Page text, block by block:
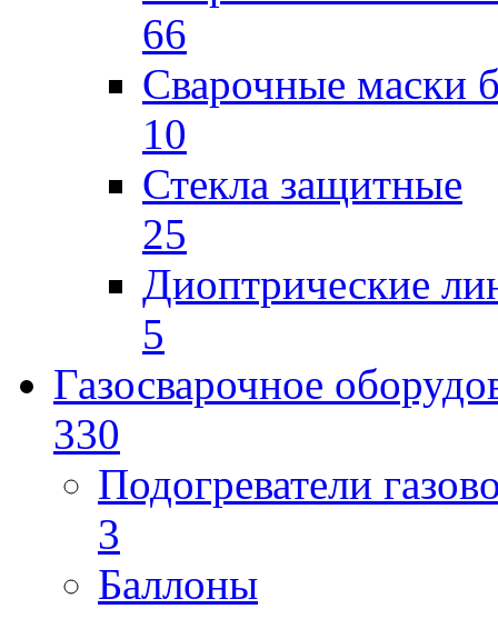
66
Сварочные маски
10
Стекла защитные
25
Диоптрические
5
Газосварочное
330
Подогреватели
3
Баллоны